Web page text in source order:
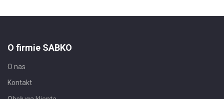
O firmie SABKO
O nas
Kontakt